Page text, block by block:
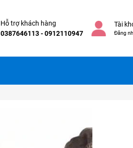
Hỗ trợ khách hàng
0387646113 - 0912110947
Tài
Đăng